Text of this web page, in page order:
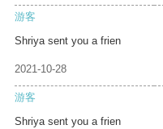
游客
Shriya sent you a frien
2021-10-28
游客
Shriya sent you a frien